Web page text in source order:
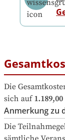
Die
sich auf
Anmerkung zu
Die